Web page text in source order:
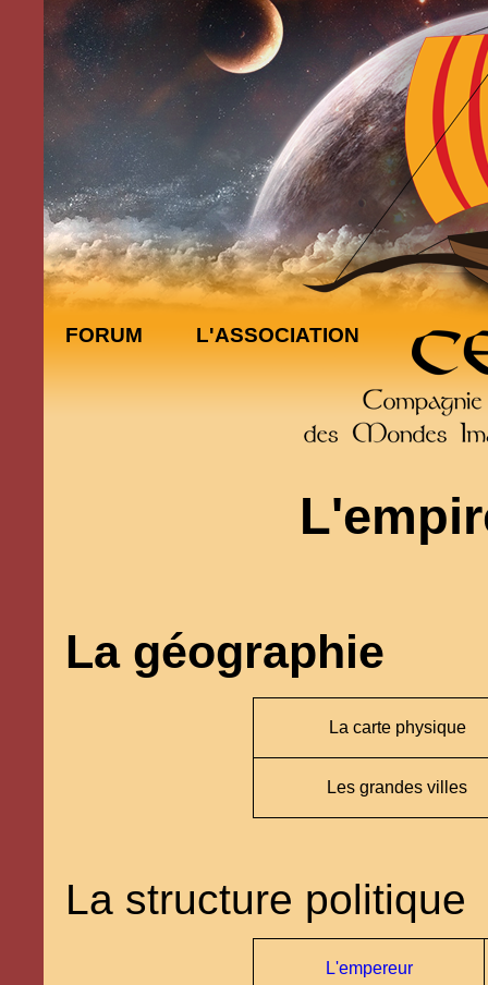
FORUM L'ASSOCIATION
La géographie
La carte physique
Les grandes villes
La structure politique
L'empereur